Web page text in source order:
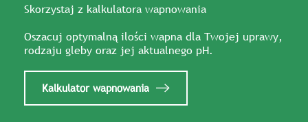
Skorzystaj z kalkulatora wapnowania
Oszacuj optymalną ilości wapna dla Twojej uprawy,
rodzaju gleby oraz jej aktualnego pH.
Kalkulator wapnowania